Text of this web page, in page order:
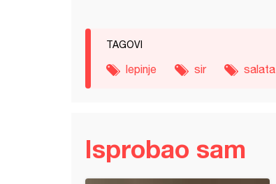
TAGOVI
lepinje sir salata
Isprobao sam